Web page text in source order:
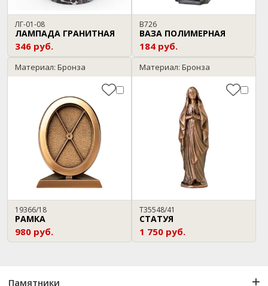
ЛГ-01-08
ЛАМПАДА ГРАНИТНАЯ
346 руб.
В726
ВАЗА ПОЛИМЕРНАЯ
184 руб.
Материал: Бронза
19366/18
РАМКА
980 руб.
Материал: Бронза
T35548/41
СТАТУЯ
1 750 руб.
Памятники